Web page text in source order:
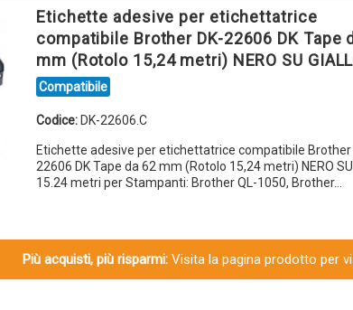
Etichette adesive per etichettatrice
compatibile Brother DK-22606 DK Tape
mm (Rotolo 15,24 metri) NERO SU
Compatibile
Codice: DK-22606.C
Etichette adesive per etichettatrice compatibile Brother
22606 DK Tape da 62 mm (Rotolo 15,24 metri) NERO SU
15.24 metri per Stampanti: Brother QL-1050, Brother…
Più acquisti, più risparmi:Visita la pagina prodotto per